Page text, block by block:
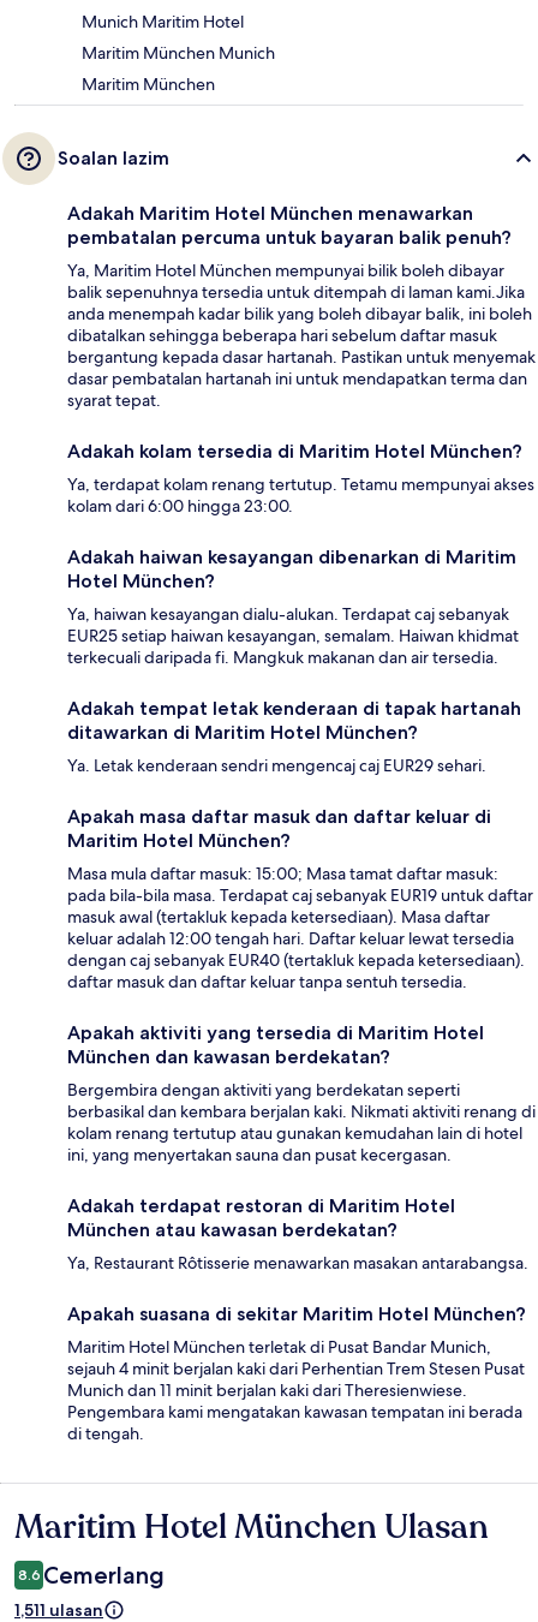
Munich Maritim Hotel
Maritim München Munich
Maritim München
Soalan lazim
Adakah Maritim Hotel München menawarkan
pembatalan percuma untuk bayaran balik penuh?
Ya, Maritim Hotel München mempunyai bilik boleh dibayar
balik sepenuhnya tersedia untuk ditempah di laman kami.Jika
anda menempah kadar bilik yang boleh dibayar balik, ini boleh
dibatalkan sehingga beberapa hari sebelum daftar masuk
bergantung kepada dasar hartanah. Pastikan untuk menyemak
dasar pembatalan hartanah ini untuk mendapatkan terma dan
syarat tepat.
Adakah kolam tersedia di Maritim Hotel München?
Ya, terdapat kolam renang tertutup. Tetamu mempunyai akses
kolam dari 6:00 hingga 23:00.
Adakah haiwan kesayangan dibenarkan di Maritim
Hotel München?
Ya, haiwan kesayangan dialu-alukan. Terdapat caj sebanyak
EUR25 setiap haiwan kesayangan, semalam. Haiwan khidmat
terkecuali daripada fi. Mangkuk makanan dan air tersedia.
Adakah tempat letak kenderaan di tapak hartanah
ditawarkan di Maritim Hotel München?
Ya. Letak kenderaan sendri mengencaj caj EUR29 sehari.
Apakah masa daftar masuk dan daftar keluar di
Maritim Hotel München?
Masa mula daftar masuk: 15:00; Masa tamat daftar masuk:
pada bila-bila masa. Terdapat caj sebanyak EUR19 untuk daftar
masuk awal (tertakluk kepada ketersediaan). Masa daftar
keluar adalah 12:00 tengah hari. Daftar keluar lewat tersedia
dengan caj sebanyak EUR40 (tertakluk kepada ketersediaan).
daftar masuk dan daftar keluar tanpa sentuh tersedia.
Apakah aktiviti yang tersedia di Maritim Hotel
München dan kawasan berdekatan?
Bergembira dengan aktiviti yang berdekatan seperti
berbasikal dan kembara berjalan kaki. Nikmati aktiviti renang di
kolam renang tertutup atau gunakan kemudahan lain di hotel
ini, yang menyertakan sauna dan pusat kecergasan.
Adakah terdapat restoran di Maritim Hotel
München atau kawasan berdekatan?
Ya, Restaurant Rôtisserie menawarkan masakan antarabangsa.
Apakah suasana di sekitar Maritim Hotel München?
Maritim Hotel München terletak di Pusat Bandar Munich,
sejauh 4 minit berjalan kaki dari Perhentian Trem Stesen Pusat
Munich dan 11 minit berjalan kaki dari Theresienwiese.
Pengembara kami mengatakan kawasan tempatan ini berada
di tengah.
Ulasan
Maritim Hotel München Ulasan
8.6 Cemerlang
1,511 ulasan